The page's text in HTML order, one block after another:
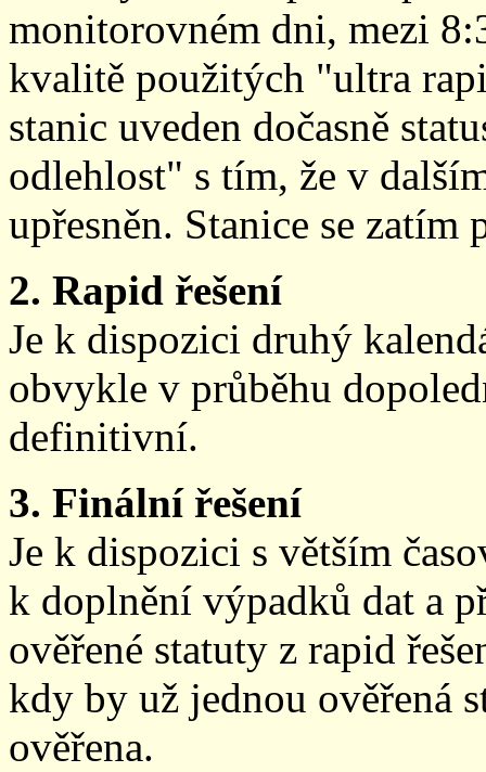
monitorovném dni, mezi
kvalitě použitých "ultra
stanic uveden dočasně
odlehlost" s tím, že v
upřesněn. Stanice se zatím
2. Rapid řešení
Je k dispozici druhý
obvykle v průběhu
definitivní.
3. Finální řešení
Je k dispozici s větším
k doplnění výpadků dat a
ověřené statuty z rapid
kdy by už jednou ověřená
ověřena.